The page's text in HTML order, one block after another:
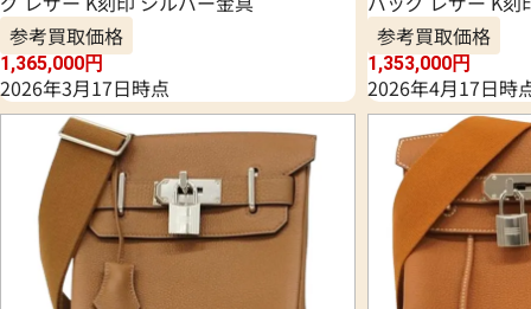
参考買取価格
1,365,000円
2026年3月17日時点
参考買取価格
1,353,000円
2026年4月17日時